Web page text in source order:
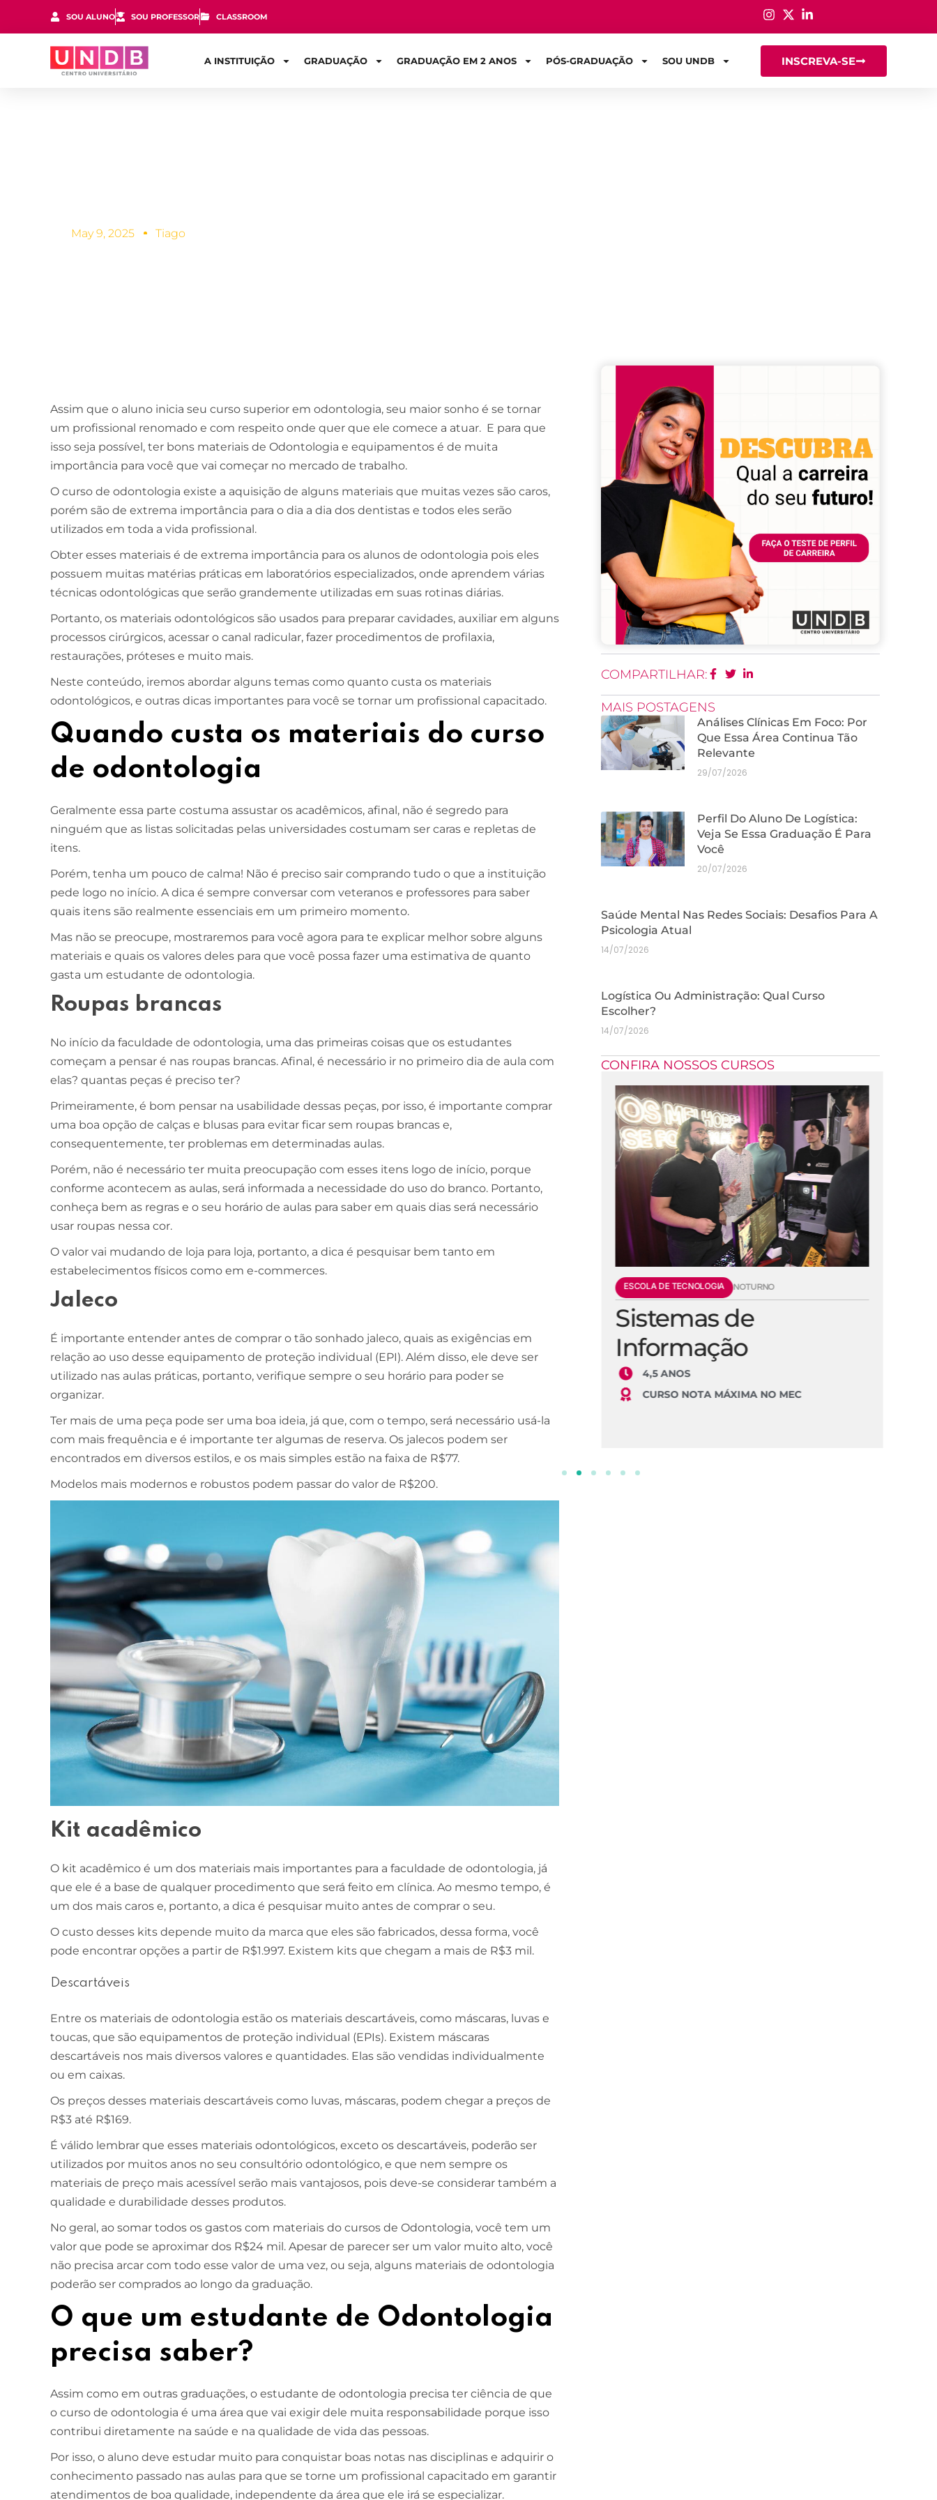
SOU ALUNO SOU PROFESSOR CLASSROOM
A INSTITUIÇÃO GRADUAÇÃO GRADUAÇÃO EM 2 ANOS PÓS-GRADUAÇÃO SOU UNDB INSCREVA-SE
May 9, 2025 Tiago
Assim que o aluno inicia seu curso superior em odontologia, seu maior sonho é se tornar
um profissional renomado e com respeito onde quer que ele comece a atuar. E para que
isso seja possível, ter bons materiais de Odontologia e equipamentos é de muita
importância para você que vai começar no mercado de trabalho.
O curso de odontologia existe a aquisição de alguns materiais que muitas vezes são caros,
porém são de extrema importância para o dia a dia dos dentistas e todos eles serão
utilizados em toda a vida profissional.
Obter esses materiais é de extrema importância para os alunos de odontologia pois eles
possuem muitas matérias práticas em laboratórios especializados, onde aprendem várias
técnicas odontológicas que serão grandemente utilizadas em suas rotinas diárias.
Portanto, os materiais odontológicos são usados para preparar cavidades, auxiliar em alguns
processos cirúrgicos, acessar o canal radicular, fazer procedimentos de profilaxia,
restaurações, próteses e muito mais.
Neste conteúdo, iremos abordar alguns temas como quanto custa os materiais
odontológicos, e outras dicas importantes para você se tornar um profissional capacitado.
Quando custa os materiais do curso
de odontologia
Geralmente essa parte costuma assustar os acadêmicos, afinal, não é segredo para
ninguém que as listas solicitadas pelas universidades costumam ser caras e repletas de
itens.
Porém, tenha um pouco de calma! Não é preciso sair comprando tudo o que a instituição
pede logo no início. A dica é sempre conversar com veteranos e professores para saber
quais itens são realmente essenciais em um primeiro momento.
Mas não se preocupe, mostraremos para você agora para te explicar melhor sobre alguns
materiais e quais os valores deles para que você possa fazer uma estimativa de quanto
gasta um estudante de odontologia.
Roupas brancas
No início da faculdade de odontologia, uma das primeiras coisas que os estudantes
começam a pensar é nas roupas brancas. Afinal, é necessário ir no primeiro dia de aula com
elas? quantas peças é preciso ter?
Primeiramente, é bom pensar na usabilidade dessas peças, por isso, é importante comprar
uma boa opção de calças e blusas para evitar ficar sem roupas brancas e,
consequentemente, ter problemas em determinadas aulas.
Porém, não é necessário ter muita preocupação com esses itens logo de início, porque
conforme acontecem as aulas, será informada a necessidade do uso do branco. Portanto,
conheça bem as regras e o seu horário de aulas para saber em quais dias será necessário
usar roupas nessa cor.
O valor vai mudando de loja para loja, portanto, a dica é pesquisar bem tanto em
estabelecimentos físicos como em e-commerces.
Jaleco
É importante entender antes de comprar o tão sonhado jaleco, quais as exigências em
relação ao uso desse equipamento de proteção individual (EPI). Além disso, ele deve ser
utilizado nas aulas práticas, portanto, verifique sempre o seu horário para poder se
organizar.
Ter mais de uma peça pode ser uma boa ideia, já que, com o tempo, será necessário usá-la
com mais frequência e é importante ter algumas de reserva. Os jalecos podem ser
encontrados em diversos estilos, e os mais simples estão na faixa de R$77.
Modelos mais modernos e robustos podem passar do valor de R$200.
Kit acadêmico
O kit acadêmico é um dos materiais mais importantes para a faculdade de odontologia, já
que ele é a base de qualquer procedimento que será feito em clínica. Ao mesmo tempo, é
um dos mais caros e, portanto, a dica é pesquisar muito antes de comprar o seu.
O custo desses kits depende muito da marca que eles são fabricados, dessa forma, você
pode encontrar opções a partir de R$1.997. Existem kits que chegam a mais de R$3 mil.
Descartáveis
Entre os materiais de odontologia estão os materiais descartáveis, como máscaras, luvas e
toucas, que são equipamentos de proteção individual (EPIs). Existem máscaras
descartáveis nos mais diversos valores e quantidades. Elas são vendidas individualmente
ou em caixas.
Os preços desses materiais descartáveis como luvas, máscaras, podem chegar a preços de
R$3 até R$169.
É válido lembrar que esses materiais odontológicos, exceto os descartáveis, poderão ser
utilizados por muitos anos no seu consultório odontológico, e que nem sempre os
materiais de preço mais acessível serão mais vantajosos, pois deve-se considerar também a
qualidade e durabilidade desses produtos.
No geral, ao somar todos os gastos com materiais do cursos de Odontologia, você tem um
valor que pode se aproximar dos R$24 mil. Apesar de parecer ser um valor muito alto, você
não precisa arcar com todo esse valor de uma vez, ou seja, alguns materiais de odontologia
poderão ser comprados ao longo da graduação.
O que um estudante de Odontologia
precisa saber?
Assim como em outras graduações, o estudante de odontologia precisa ter ciência de que
o curso de odontologia é uma área que vai exigir dele muita responsabilidade porque isso
contribui diretamente na saúde e na qualidade de vida das pessoas.
Por isso, o aluno deve estudar muito para conquistar boas notas nas disciplinas e adquirir o
conhecimento passado nas aulas para que se torne um profissional capacitado em garantir
atendimentos de boa qualidade, independente da área que ele irá se especializar.
COMPARTILHAR:
MAIS POSTAGENS
Análises Clínicas Em Foco: Por
Que Essa Área Continua Tão
Relevante
29/07/2026
Perfil Do Aluno De Logística:
Veja Se Essa Graduação É Para
Você
20/07/2026
Saúde Mental Nas Redes Sociais: Desafios Para A
Psicologia Atual
14/07/2026
Logística Ou Administração: Qual Curso
Escolher?
14/07/2026
CONFIRA NOSSOS CURSOS
4 ANOS
MELHOR CURSO PRIVADO DE SÃO LUÍS -
ENADE/MEC
2 ANOS
INSCREVA-SE!
ESCOLA DE TECNOLOGIA NOTURNO
Sistemas de
Informação
4,5 ANOS
CURSO NOTA MÁXIMA NO MEC